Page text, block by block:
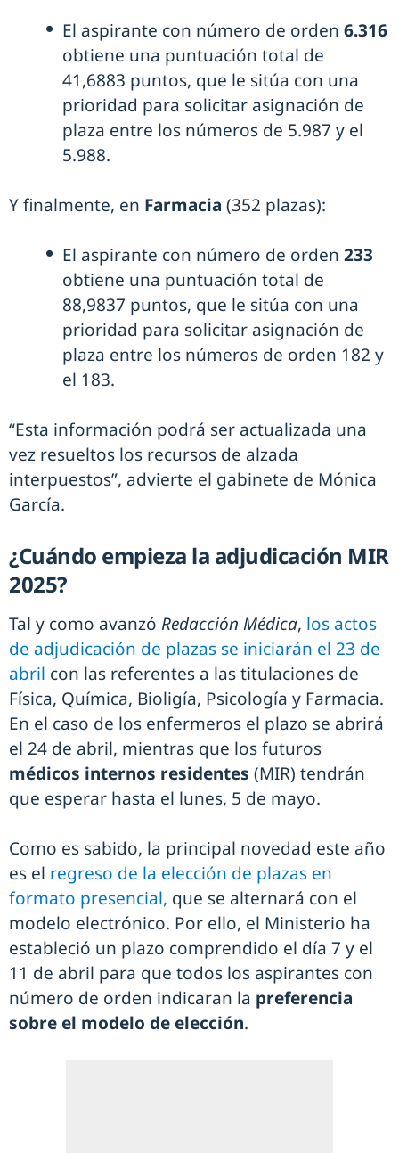
El aspirante con número de orden 6.316
obtiene una puntuación total de
41,6883 puntos, que le sitúa con una
prioridad para solicitar asignación de
plaza entre los números de 5.987 y el
5.988.
Y finalmente, en Farmacia (352 plazas):
El aspirante con número de orden 233
obtiene una puntuación total de
88,9837 puntos, que le sitúa con una
prioridad para solicitar asignación de
plaza entre los números de orden 182 y
el 183.
“Esta información podrá ser actualizada una
vez resueltos los recursos de alzada
interpuestos”, advierte el gabinete de Mónica
García.
¿Cuándo empieza la adjudicación MIR
2025?
Tal y como avanzó Redacción Médica, los actos
de adjudicación de plazas se iniciarán el 23 de
abril con las referentes a las titulaciones de
Física, Química, Bioligía, Psicología y Farmacia.
En el caso de los enfermeros el plazo se abrirá
el 24 de abril, mientras que los futuros
médicos internos residentes (MIR) tendrán
que esperar hasta el lunes, 5 de mayo.
Como es sabido, la principal novedad este año
es el regreso de la elección de plazas en
formato presencial, que se alternará con el
modelo electrónico. Por ello, el Ministerio ha
estableció un plazo comprendido el día 7 y el
11 de abril para que todos los aspirantes con
número de orden indicaran la preferencia
sobre el modelo de elección.